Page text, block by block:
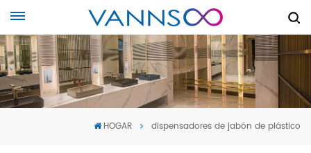
HOGAR dispensadores de jabón de plástico